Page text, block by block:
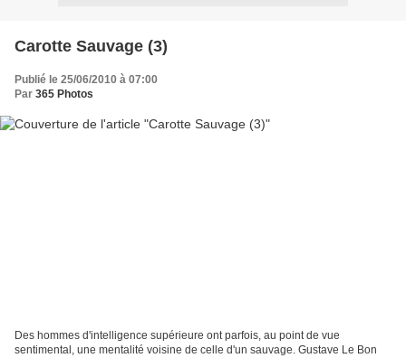
Carotte Sauvage (3)
Publié le 25/06/2010 à 07:00
Par 365 Photos
Des hommes d'intelligence supérieure ont parfois, au point de vue
sentimental, une mentalité voisine de celle d'un sauvage. Gustave Le Bon